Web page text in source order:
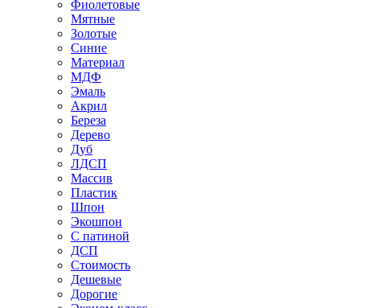
Фиолетовые
Мятные
Золотые
Синие
Материал
МДФ
Эмаль
Акрил
Береза
Дерево
Дуб
ЛДСП
Массив
Пластик
Шпон
Экошпон
С патиной
ДСП
Стоимость
Дешевые
Дорогие